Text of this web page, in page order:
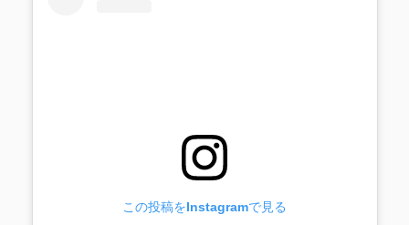
この投稿をInstagramで見る